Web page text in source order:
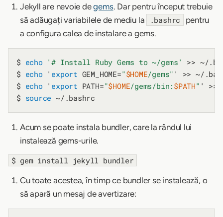
Jekyll are nevoie degems. Dar pentru început trebuie
să adăugați variabilele de mediu la
.bashrc
pentru
a configura calea de instalare a gems.
$ echo '# Install Ruby Gems to ~/gems'
>> ~/
$ echo ' export GEM_HOME="$HOME/gems" ' >> ~/
$ echo ' export PATH="$HOME/gems/bin: $PATH" ' >>
$ source
Acum se poate instala bundler, care la rândul lui
instalează gems-urile.
$ gem install jekyll bundler
Cu toate acestea, în timp ce bundler se instalează, o
să apară un mesaj de avertizare: